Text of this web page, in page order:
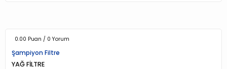
0.00 Puan / 0 Yorum
Şampiyon Filtre
YAĞ FİLTRE